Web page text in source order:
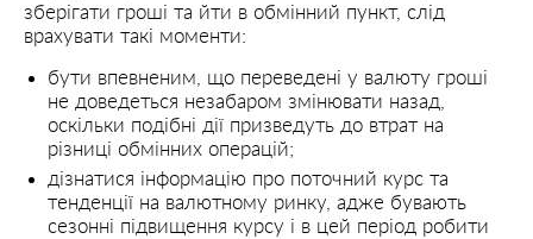
зберігати гроші та йти в обмінний пункт, слід
врахувати такі моменти:
бути впевненим, що переведені у валюту гроші
не доведеться незабаром змінювати назад,
оскільки подібні дії призведуть до втрат на
різниці обмінних операцій;
дізнатися інформацію про поточний курс та
тенденції на валютному ринку, адже бувають
сезонні підвищення курсу і в цей період робити